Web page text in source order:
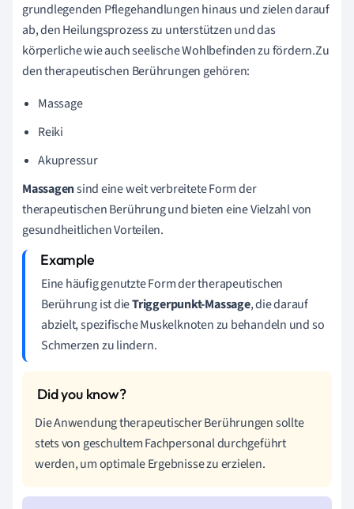
grundlegenden Pflegehandlungen hinaus und zielen darauf
ab, den Heilungsprozess zu unterstützen und das
körperliche wie auch seelische Wohlbefinden zu fördern.Zu
den therapeutischen Berührungen gehören:
Massage
Reiki
Akupressur
Massagensind eine weit verbreitete Form der
therapeutischen Berührung und bieten eine Vielzahl von
gesundheitlichen Vorteilen.
Eine häufig genutzte Form der therapeutischen
Berührung ist dieTriggerpunkt-Massage, die darauf
abzielt, spezifische Muskelknoten zu behandeln und so
Schmerzen zu lindern.
Die Anwendung therapeutischer Berührungen sollte
stets von geschultem Fachpersonal durchgeführt
werden, um optimale Ergebnisse zu erzielen.